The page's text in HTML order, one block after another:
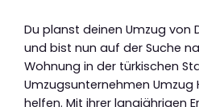
Du planst deinen Umzug von
und bist nun auf der Suche
Wohnung in der türkischen
Umzugsunternehmen Umzug
helfen. Mit ihrer langjährigen